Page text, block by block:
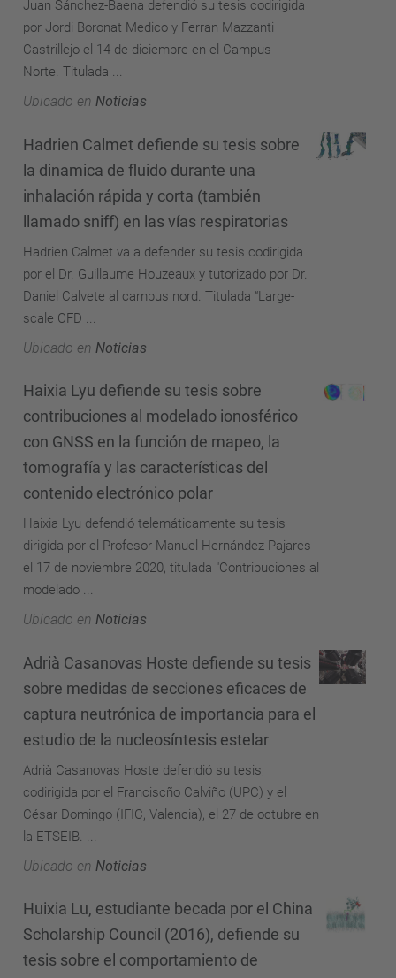
Juan Sánchez-Baena defendió su tesis codirigida
por Jordi Boronat Medico y Ferran Mazzanti
Castrillejo el 14 de diciembre en el Campus
Norte. Titulada ...
Ubicado en Noticias
Hadrien Calmet defiende su tesis sobre
la dinamica de fluido durante una
inhalación rápida y corta (también
llamado sniff) en las vías respiratorias
Hadrien Calmet va a defender su tesis codirigida
por el Dr. Guillaume Houzeaux y tutorizado por Dr.
Daniel Calvete al campus nord. Titulada “Large-
scale CFD ...
Ubicado en Noticias
Haixia Lyu defiende su tesis sobre
contribuciones al modelado ionosférico
con GNSS en la función de mapeo, la
tomografía y las características del
contenido electrónico polar
Haixia Lyu defendió telemáticamente su tesis
dirigida por el Profesor Manuel Hernández-Pajares
el 17 de noviembre 2020, titulada "Contribuciones al
modelado ...
Ubicado en Noticias
Adrià Casanovas Hoste defiende su tesis
sobre medidas de secciones eficaces de
captura neutrónica de importancia para el
estudio de la nucleosíntesis estelar
Adrià Casanovas Hoste defendió su tesis,
codirigida por el Franciscño Calviño (UPC) y el
César Domingo (IFIC, Valencia), el 27 de octubre en
la ETSEIB. ...
Ubicado en Noticias
Huixia Lu, estudiante becada por el China
Scholarship Council (2016), defiende su
tesis sobre el comportamiento de